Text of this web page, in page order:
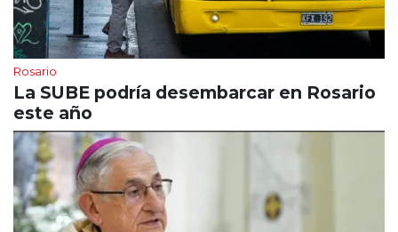
Rosario
La SUBE podría desembarcar en Rosario
este año